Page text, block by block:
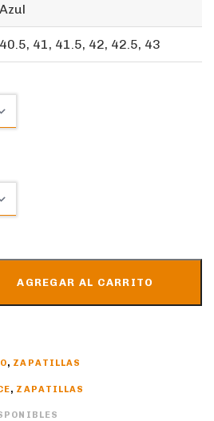
Azul
40.5, 41, 41.5, 42, 42.5, 43
AGREGAR AL CARRITO
, ZAPATILLAS
, ZAPATILLAS